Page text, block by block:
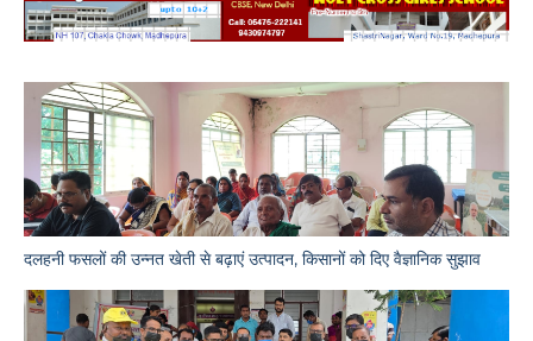
दलहनी फसलों की उन्नत खेती से बढ़ाएं उत्पादन, किसानों को दिए वैज्ञानिक सुझाव